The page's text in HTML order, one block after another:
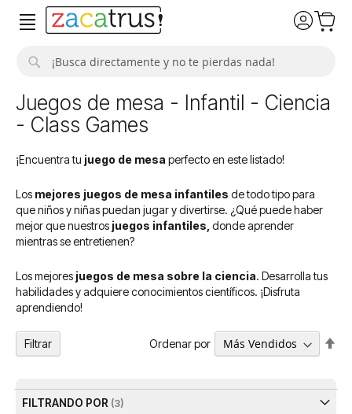
Juegos de mesa - Infantil - Ciencia
- Class Games
¡Encuentra tu juego de mesa perfecto en este listado!
Los mejores juegos de mesa infantiles de todo tipo para
que niños y niñas puedan jugar y divertirse. ¿Qué puede haber
mejor que nuestros juegos infantiles, donde aprender
mientras se entretienen?
Los mejores juegos de mesa sobre la ciencia. Desarrolla tus
habilidades y adquiere conocimientos científicos. ¡Disfruta
aprendiendo!
Ordenar por
Filtrar
FILTRANDO POR